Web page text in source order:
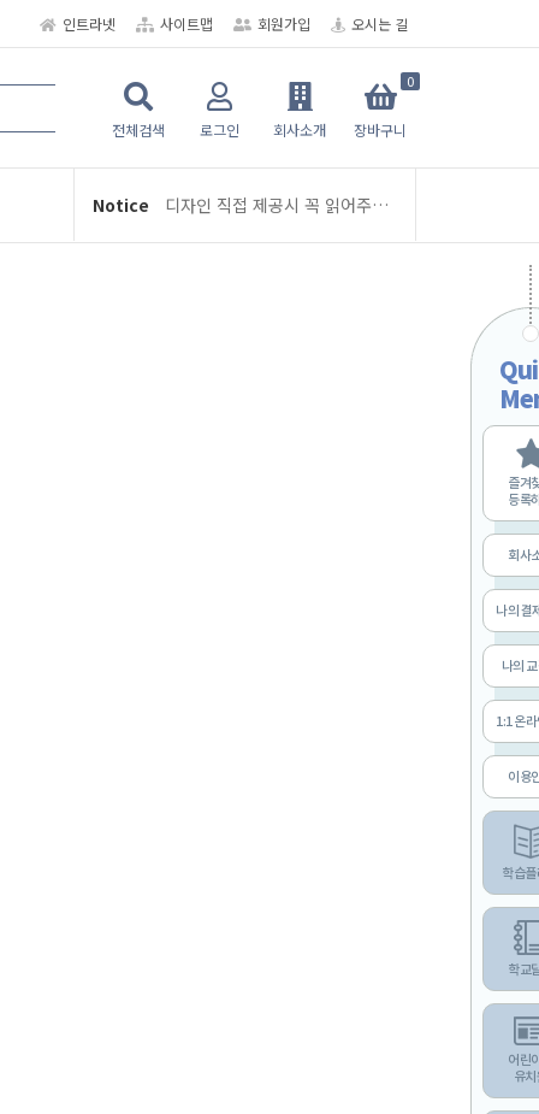
인트라넷 사이트맵 회원가입 오시는 길
★ 6공 다이어리/디자인/인덱스 뉴-스터디플래
전체검색 로그인 회사소개 장바구니
0
Notice
여름휴가 휴무 안내 (8/3 ~ 8/5)
디자인 직접 제공시 꼭 읽어주세요
학교인쇄통 주문 및 제작 관련 안내
2026년 2월 배송 일정
즐겨
등록
회사
나의 결
나의
1:1 온
이용
학습
학교
어린
유